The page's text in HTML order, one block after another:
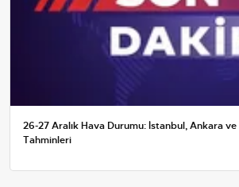
26-27 Aralık Hava Durumu: İstanbul, Ankara
Tahminleri